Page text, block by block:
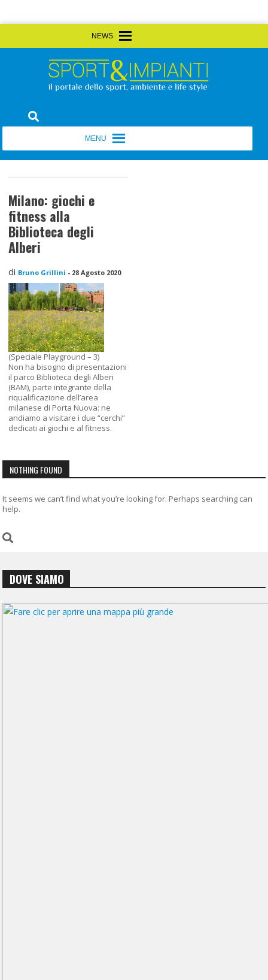
to
Sport&Impianti
Milano: giochi e
fitness alla
Biblioteca degli
Alberi
di Bruno Grillini - 28 Agosto 2020
(Speciale Playground – 3)
Non ha bisogno di presentazioni
il parco Biblioteca degli Alberi
(BAM), parte integrante della
riqualificazione dell’area
milanese di Porta Nuova: ne
andiamo a visitare i due “cerchi”
dedicati ai giochi e al fitness.
NOTHING FOUND
It seems we can’t find what you’re looking for. Perhaps searching can
help.
DOVE SIAMO